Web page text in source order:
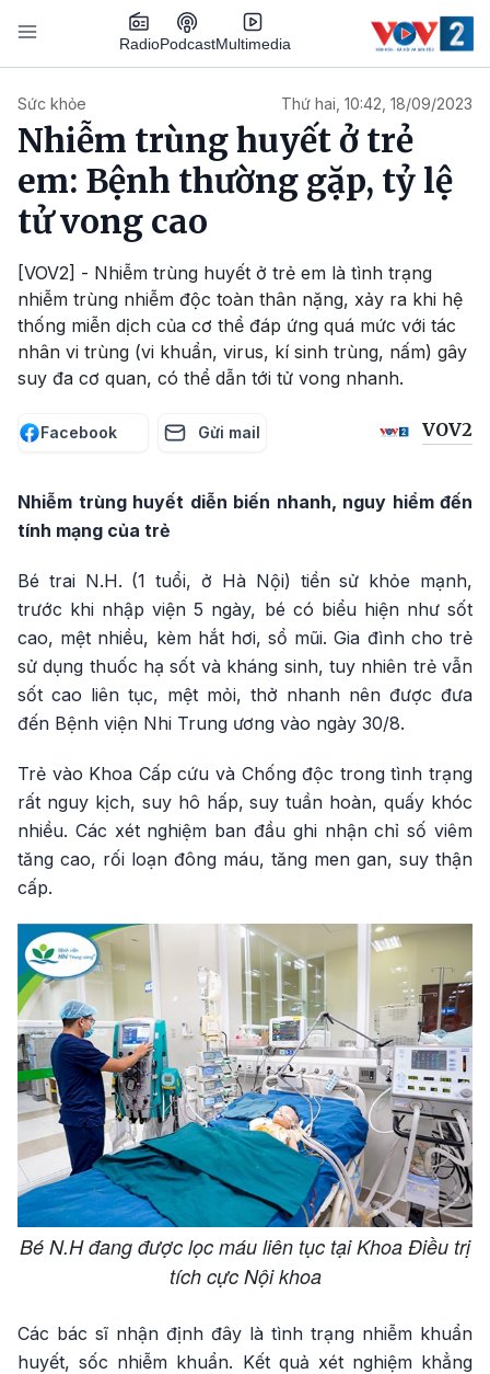
Nhảy đến nội dung
RadioPodcastMultimedia
Sức khỏe Thứ hai, 10:42, 18/09/2023
Nhiễm trùng huyết ở trẻ
em: Bệnh thường gặp, tỷ lệ
tử vong cao
[VOV2] - Nhiễm trùng huyết ở trẻ em là tình trạng
nhiễm trùng nhiễm độc toàn thân nặng, xảy ra khi hệ
thống miễn dịch của cơ thể đáp ứng quá mức với tác
nhân vi trùng (vi khuẩn, virus, kí sinh trùng, nấm) gây
suy đa cơ quan, có thể dẫn tới tử vong nhanh.
Facebook Gửi mail VOV2
Nhiễm trùng huyết diễn biến nhanh, nguy hiểm đến
tính mạng của trẻ
Bé trai N.H. (1 tuổi, ở Hà Nội) tiền sử khỏe mạnh,
trước khi nhập viện 5 ngày, bé có biểu hiện như sốt
cao, mệt nhiều, kèm hắt hơi, sổ mũi. Gia đình cho trẻ
sử dụng thuốc hạ sốt và kháng sinh, tuy nhiên trẻ vẫn
sốt cao liên tục, mệt mỏi, thở nhanh nên được đưa
đến Bệnh viện Nhi Trung ương vào ngày 30/8.
Trẻ vào Khoa Cấp cứu và Chống độc trong tình trạng
rất nguy kịch, suy hô hấp, suy tuần hoàn, quấy khóc
nhiều. Các xét nghiệm ban đầu ghi nhận chỉ số viêm
tăng cao, rối loạn đông máu, tăng men gan, suy thận
cấp.
Bé N.H đang được lọc máu liên tục tại Khoa Điều trị
tích cực Nội khoa
Các bác sĩ nhận định đây là tình trạng nhiễm khuẩn
huyết, sốc nhiễm khuẩn. Kết quả xét nghiệm khẳng